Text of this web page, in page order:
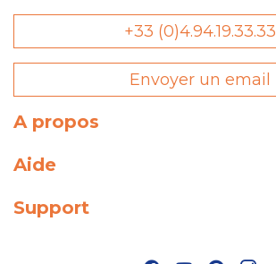
+33 (0)4.94.19.33.33
Envoyer un email
A propos
Aide
Support